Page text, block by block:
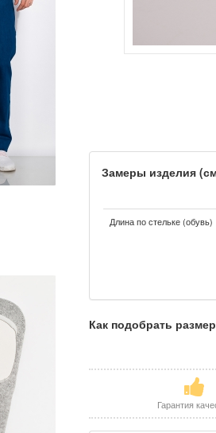
Замеры изделия
Длина по стельке (обувь)
Как подобрать
Гарантия